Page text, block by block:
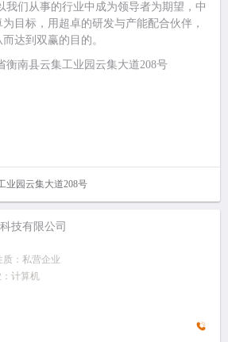
从事的行业中成为领导者为期望，中
目标，用超卓的研发与产能配合伙伴，
达到双赢的目的。
南县云集工业园云集大道208号
业园云集大道208号
技有限公司
：私营企业
计算机